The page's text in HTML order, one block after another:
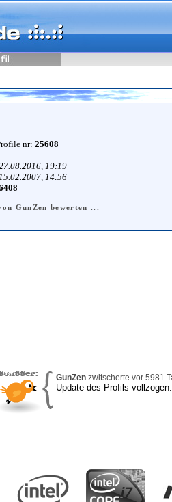
nr: 25608
19:19
14:56
GunZen bewerten ...
GunZen zwitscherte vor 5981
Update des Profils